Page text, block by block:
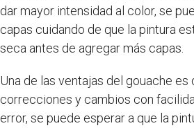
dar mayor intensidad al color, se
capas cuidando de que la pintura
seca antes de agregar más capas.
Una de las ventajas del gouache
correcciones y cambios con
error, se puede esperar a que la